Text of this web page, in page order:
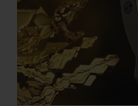
BIG BANG
SUMMER MULTI-
COLORED CERAMIC